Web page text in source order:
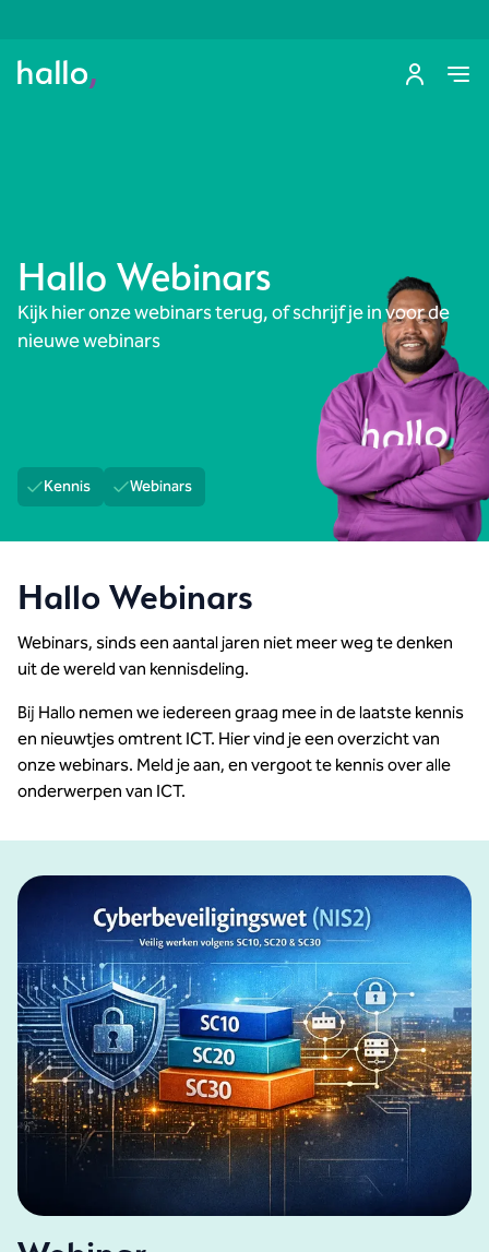
Hallo Webinars
Kijk hier onze webinars terug, of schrijf je in voor de
nieuwe webinars
Kennis Webinars
Hallo Webinars
Webinars, sinds een aantal jaren niet meer weg te denken
uit de wereld van kennisdeling.
Bij Hallo nemen we iedereen graag mee in de laatste kennis
en nieuwtjes omtrent ICT. Hier vind je een overzicht van
onze webinars. Meld je aan, en vergoot te kennis over alle
onderwerpen van ICT.